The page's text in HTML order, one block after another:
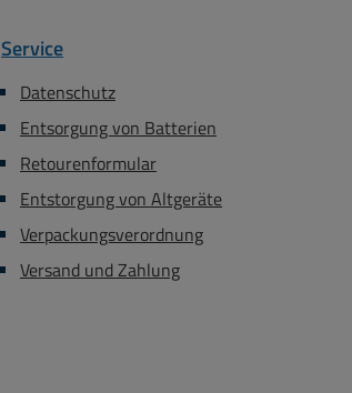
Service
Datenschutz
Entsorgung von Batterien
Retourenformular
Entstorgung von Altgeräte
Verpackungsverordnung
Versand und Zahlung